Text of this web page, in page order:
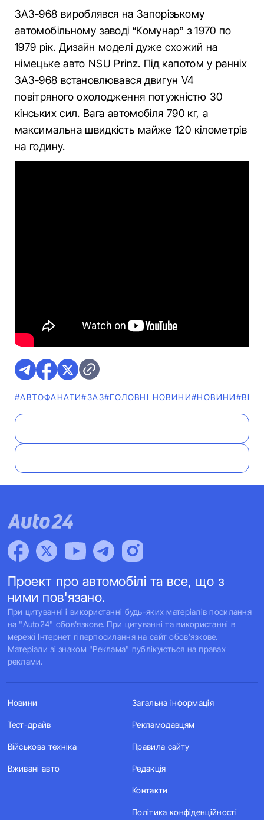
ЗАЗ-968 вироблявся на Запорізькому
автомобільному заводі “Комунар” з 1970 по
1979 рік. Дизайн моделі дуже схожий на
німецьке авто NSU Prinz. Під капотом у ранніх
ЗАЗ-968 встановлювався двигун V4
повітряного охолодження потужністю 30
кінських сил. Вага автомобіля 790 кг, а
максимальна швидкість майже 120 кілометрів
на годину.
#АВТОФАНАТИ#ЗАЗ#ГОЛОВНІ НОВИНИ#НОВИНИ
Проект про автомобілі та все, що з
ними пов'язано.
При цитуванні і використанні будь-яких матеріалів посилання
на "Auto24" обов'язкове. При цитуванні та використанні в
мережі Інтернет гіперпосилання на сайт обов'язкове.
Матеріали зі знаком "Реклама" публікуються на правах
реклами.
Новини
Тест-драйв
Військова техніка
Вживані авто
Загальна інформація
Рекламодавцям
Правила сайту
Редакція
Контакти
Політика конфіденційності